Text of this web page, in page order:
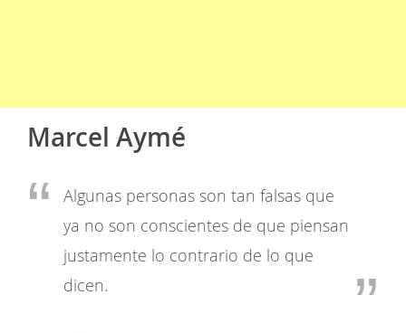
Marcel Aymé
Algunas personas son tan falsas que
ya no son conscientes de que piensan
justamente lo contrario de lo que
dicen.